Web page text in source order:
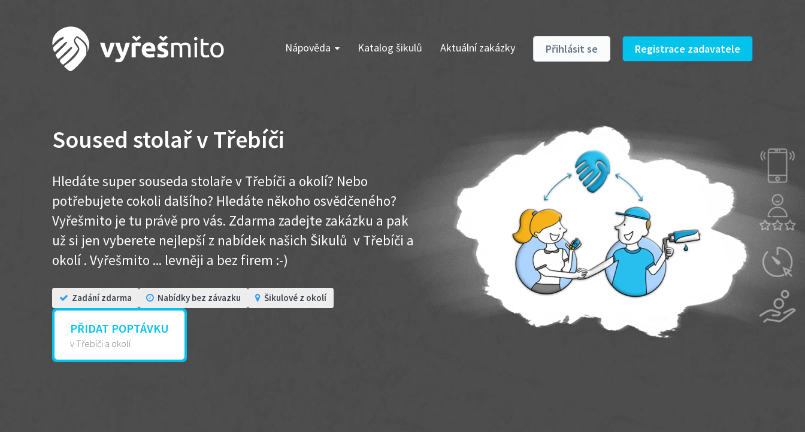
Nápověda Katalog šikulů Aktuální zakázky Přihlásit se Registrace zadavatele
Soused stolař v Třebíči
Hledáte super souseda stolaře v Třebíči a okolí? Nebo
potřebujete cokoli dalšího? Hledáte někoho osvědčeného?
Vyřešmito je tu právě pro vás. Zdarma zadejte zakázku a pak
už si jen vyberete nejlepší z nabídek našich Šikulů v Třebíči a
okolí . Vyřešmito ... levněji a bez firem :-)
Zadání zdarma Nabídky bez závazku Šikulové z okolí
PŘIDAT POPTÁVKU
v Třebíči a okolí